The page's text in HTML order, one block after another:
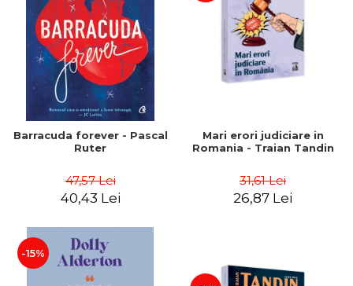
Barracuda forever - Pascal
Ruter
47,57 Lei
40,43 Lei
Mari erori judiciare in
Romania - Traian Tandin
31,61 Lei
26,87 Lei
-15%